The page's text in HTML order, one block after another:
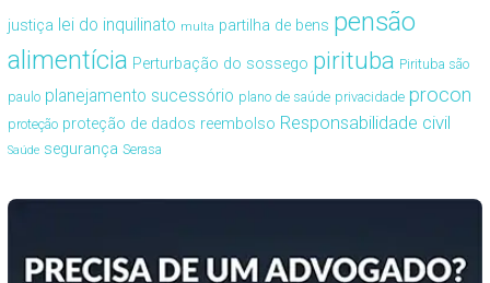
justiça lei do inquilinato multa partilha de bens pensão
alimentícia Perturbação do sossego pirituba Pirituba são
paulo planejamento sucessório plano de saúde privacidade procon
proteção proteção de dados reembolso Responsabilidade civil
Saúde segurança Serasa